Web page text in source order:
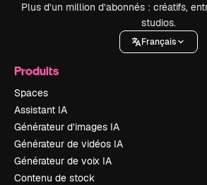
Plus d’un million d’abonnés : créatifs,
studios.
Français
Produits
Spaces
Assistant IA
Générateur d’images IA
Générateur de vidéos IA
Générateur de voix IA
Contenu de stock